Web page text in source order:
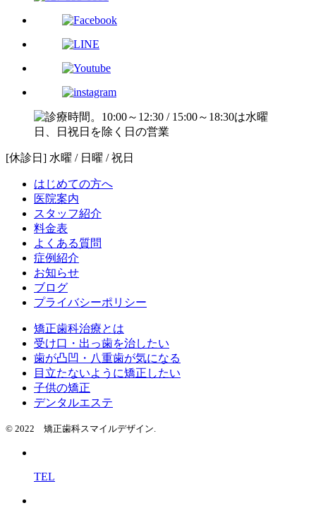
[休診日] 水曜 / 日曜 / 祝日
はじめての方へ
医院案内
スタッフ紹介
料金表
よくある質問
症例紹介
お知らせ
ブログ
プライバシーポリシー
矯正歯科治療とは
受け口・出っ歯を治したい
歯が凸凹・八重歯が気になる
目立たないように矯正したい
子供の矯正
デンタルエステ
© 2022 矯正歯科スマイルデザイン.
TEL